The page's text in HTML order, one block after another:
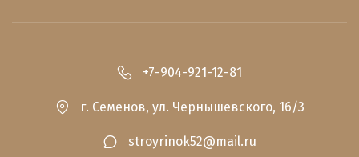
г. Семенов, ул. Чернышевского, 16/3
+7-904-921-12-81
stroyrinok52@mail.ru